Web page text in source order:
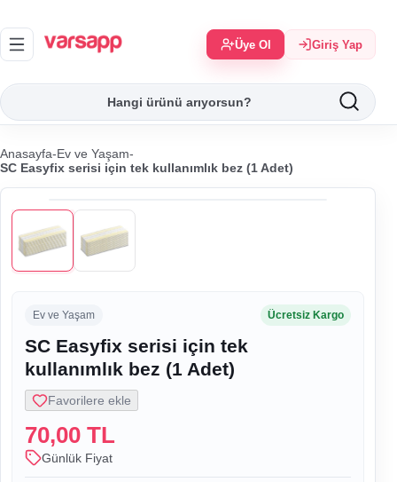
Üye Ol Giriş Yap
Anasayfa-Ev ve Yaşam-
SC Easyfix serisi için tek kullanımlık bez (1 Adet)
Ev ve Yaşam Ücretsiz Kargo
SC Easyfix serisi için tek
kullanımlık bez (1 Adet)
Favorilere ekle
70,00 TL
Günlük Fiyat